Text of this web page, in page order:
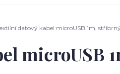
datový kabel microUSB 1m,
microUSB